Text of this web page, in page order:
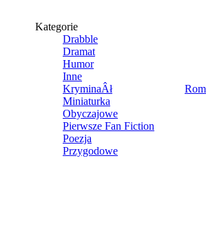
Kategorie
Drabble
Dramat
Humor
Inne
KryminaÂł
Miniaturka
Obyczajowe
Pierwsze Fan Fiction
Poezja
Przygodowe